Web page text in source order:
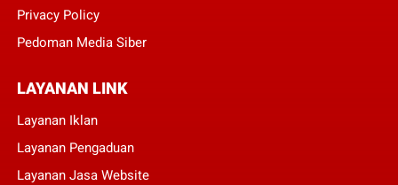
Privacy Policy
Pedoman Media Siber
LAYANAN LINK
Layanan Iklan
Layanan Pengaduan
Layanan Jasa Website